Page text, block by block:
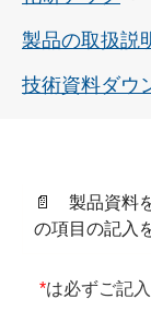
製品の取扱説
技術資料ダウ
📄 製品資料
の項目の記入
*は必ずご記